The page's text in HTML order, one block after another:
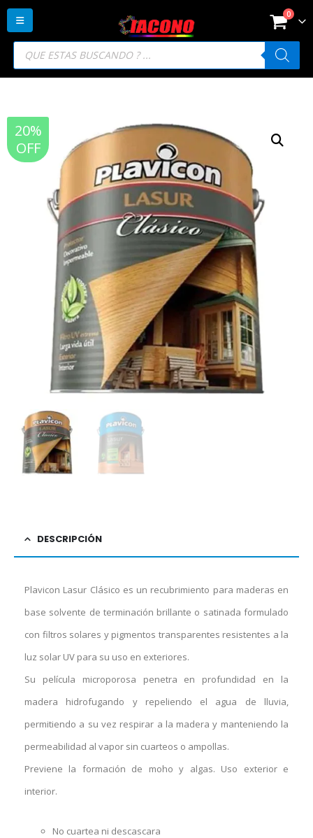
Búsqueda
productos
0
20%
OFF
DESCRIPCIÓN
Plavicon Lasur Clásico es un recubrimiento para maderas en
base solvente de terminación brillante o satinada formulado
con filtros solares y pigmentos transparentes resistentes a la
luz solar UV para su uso en exteriores.
Su película microporosa penetra en profundidad en la
madera hidrofugando y repeliendo el agua de lluvia,
permitiendo a su vez respirar a la madera y manteniendo la
permeabilidad al vapor sin cuarteos o ampollas.
Previene la formación de moho y algas. Uso exterior e
interior.
No cuartea ni descascara